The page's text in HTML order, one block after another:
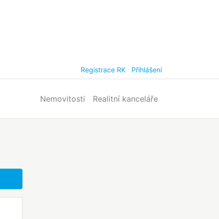
Registrace RK Přihlášení
Nemovitosti Realitní kanceláře